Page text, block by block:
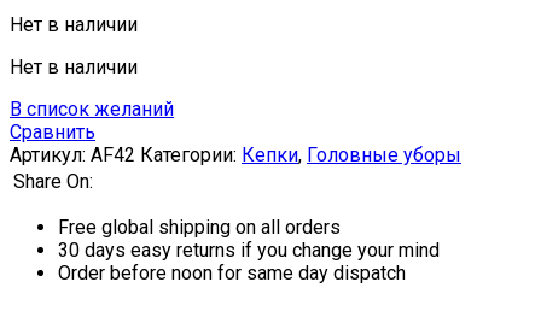
Нет в наличии
Нет в наличии
В список желаний
Сравнить
Артикул: AF42 Категории: Кепки, Головные уборы
Share On:
Free global shipping on all orders
30 days easy returns if you change your mind
Order before noon for same day dispatch